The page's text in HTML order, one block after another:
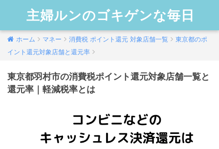
主婦ルンのゴキゲンな毎日
ホーム マネー 消費税 ポイント還元 対象店舗一覧
東京都のポ
イント還元対象店舗と還元率
東京都羽村市の消費税ポイント還元対象店舗一覧と
還元率｜軽減税率とは